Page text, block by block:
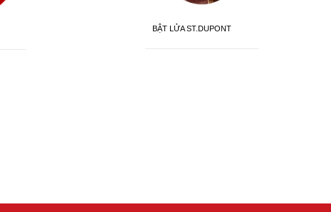
BẬT LỬA ST.DUPONT